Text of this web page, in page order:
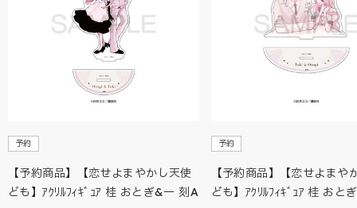
予約
【予約商品】【恋せよまやかし天使
ども】ｱｸﾘﾙﾌｨｷﾞｭｱ 桂 おとぎ&一 刻A
予約
【予約商品】【恋せよまや
ども】ｱｸﾘﾙﾌｨｷﾞｭｱ 桂 おと